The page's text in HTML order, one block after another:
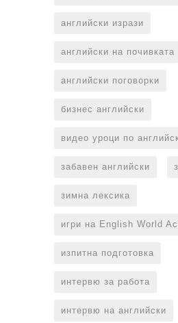
английски изрази
английски на почивката
английски поговорки
бизнес английски
видео уроци по
забавен английски
зимна лексика
игри на English World
изпитна подготовка
интервю за работа
интервю на английски